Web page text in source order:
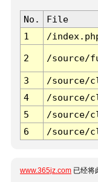
No. File
1
/
2 /source/
3 /source/
4
/source/
5
/source/
6
/source/
www.365jz.com 已经将